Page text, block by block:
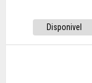
Disponivel